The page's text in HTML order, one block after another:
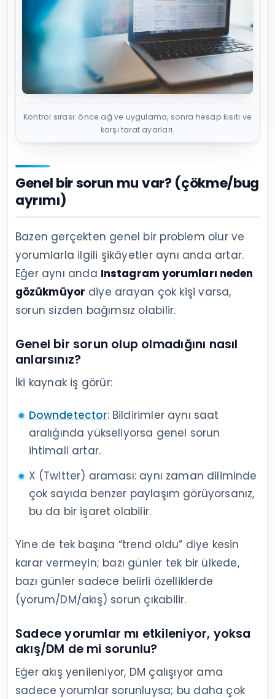
Kontrol sırası: önce ağ ve uygulama, sonra hesap kısıtı ve
karşı taraf ayarları.
Genel bir sorun mu var? (çökme/bug
ayrımı)
Bazen gerçekten genel bir problem olur ve
yorumlarla ilgili şikâyetler aynı anda artar.
Eğer aynı anda Instagram yorumları neden
gözükmüyor diye arayan çok kişi varsa,
sorun sizden bağımsız olabilir.
Genel bir sorun olup olmadığını nasıl
anlarsınız?
İki kaynak iş görür:
Downdetector: Bildirimler aynı saat
aralığında yükseliyorsa genel sorun
ihtimali artar.
X (Twitter) araması: aynı zaman diliminde
çok sayıda benzer paylaşım görüyorsanız,
bu da bir işaret olabilir.
Yine de tek başına “trend oldu” diye kesin
karar vermeyin; bazı günler tek bir ülkede,
bazı günler sadece belirli özelliklerde
(yorum/DM/akış) sorun çıkabilir.
Sadece yorumlar mı etkileniyor, yoksa
akış/DM de mi sorunlu?
Eğer akış yenileniyor, DM çalışıyor ama
sadece yorumlar sorunluysa; bu daha çok